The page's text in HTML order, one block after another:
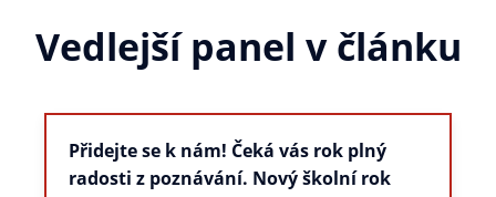
Vedlejší panel v článku
Přidejte se k nám! Čeká vás rok plný
radosti z poznávání. Nový školní rok